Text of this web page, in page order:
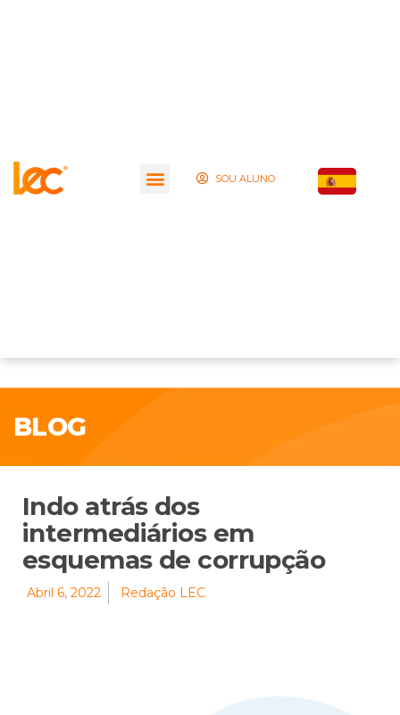
SOU ALUNO
BLOG
Indo atrás dos
intermediários em
esquemas de corrupção
Abril 6, 2022 Redação LEC